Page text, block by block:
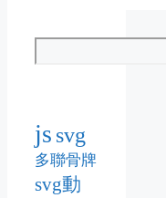
js svg
多聯骨牌
svg動